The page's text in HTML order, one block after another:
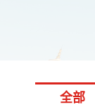
全部